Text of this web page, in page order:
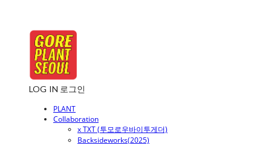
LOG IN 로그인
PLANT
Collaboration
x TXT (투모로우바이투게더)
Backsideworks(2025)